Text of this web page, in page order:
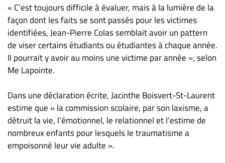
« C’est toujours difficile à évaluer, mais à la lumière de la
façon dont les faits se sont passés pour les victimes
identifiées, Jean-Pierre Colas semblait avoir un pattern
de viser certains étudiants ou étudiantes à chaque année.
Il pourrait y avoir au moins une victime par année », selon
Me Lapointe.
Dans une déclaration écrite, Jacinthe Boisvert-St-Laurent
estime que « la commission scolaire, par son laxisme, a
détruit la vie, l’émotionnel, le relationnel et l’estime de
nombreux enfants pour lesquels le traumatisme a
empoisonné leur vie adulte ».